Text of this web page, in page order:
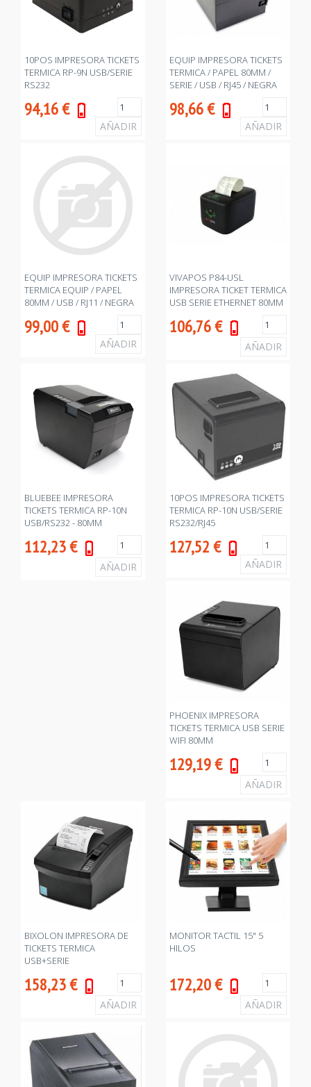
10POS IMPRESORA TICKETS
TERMICA RP-9N USB/SERIE
RS232
94,16€
EQUIP IMPRESORA TICKETS
TERMICA / PAPEL 80MM /
SERIE / USB / RJ45 / NEGRA
98,66€
EQUIP IMPRESORA TICKETS
TERMICA EQUIP / PAPEL
80MM / USB / RJ11 / NEGRA
99,00€
VIVAPOS P84-USL
IMPRESORA TICKET TERMICA
USB SERIE ETHERNET 80MM
106,76€
BLUEBEE IMPRESORA
TICKETS TERMICA RP-10N
USB/RS232 - 80MM
112,23€
10POS IMPRESORA TICKETS
TERMICA RP-10N USB/SERIE
RS232/RJ45
127,52€
PHOENIX IMPRESORA
TICKETS TERMICA USB SERIE
WIFI 80MM
129,19€
BIXOLON IMPRESORA DE
TICKETS TERMICA
USB+SERIE
158,23€
MONITOR TACTIL 15" 5
HILOS
172,20€